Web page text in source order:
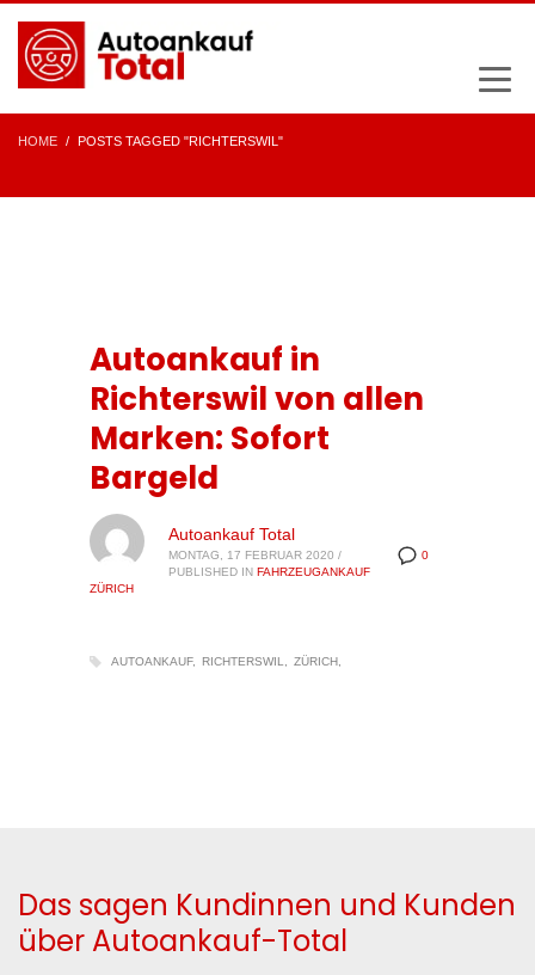
HOME POSTS TAGGED "RICHTERSWIL"
Autoankauf in
Richterswil von allen
Marken: Sofort
Bargeld
0
Autoankauf Total
MONTAG, 17 FEBRUAR 2020 /
PUBLISHED IN FAHRZEUGANKAUF
ZÜRICH
AUTOANKAUF RICHTERSWIL ZÜRICH
Das sagen Kundinnen und Kunden
über Autoankauf-Total